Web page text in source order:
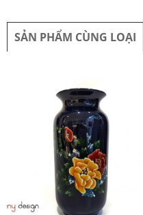
SẢN PHẨM CÙNG LOẠI